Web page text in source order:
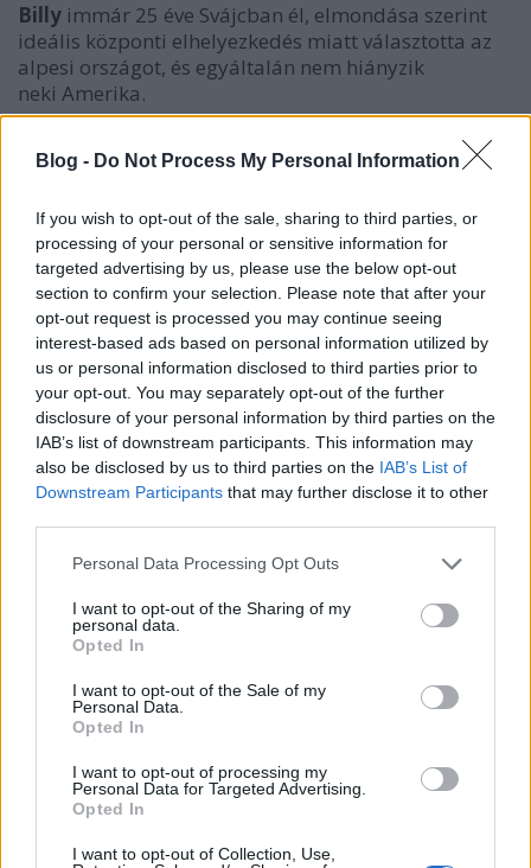
Blog - Do Not Process My Personal Information
If you wish to opt-out of the sale, sharing to third parties, or
processing of your personal or sensitive information for
targeted advertising by us, please use the below opt-out
section to confirm your selection. Please note that after your
opt-out request is processed you may continue seeing
interest-based ads based on personal information utilized by
us or personal information disclosed to third parties prior to
your opt-out. You may separately opt-out of the further
disclosure of your personal information by third parties on the
IAB’s list of downstream participants. This information may
also be disclosed by us to third parties on the IAB’s List of
Downstream Participants that may further disclose it to other
Please note that this website/app uses one or more Google
not limited to your visit or usage behaviour. You may click to
grant or deny consent to Google and its third-party tags to
use your data for below specified purposes in below Google
consent section.
Personal Data Processing Opt Outs
I want to opt-out of the Sharing of my
personal data.
Opted In
I want to opt-out of the Sale of my
Personal Data.
Opted In
I want to opt-out of processing my
Personal Data for Targeted Advertising.
Opted In
I want to opt-out of Collection, Use,
Billy immár 25 éve Svájcban él, elmondása szerint
ideális központi elhelyezkedés miatt választotta az
alpesi országot, és egyáltalán nem hiányzik
neki Amerika.
„Feltettem magamnak a kérdést, mi lenne, ha eltöltenék
hat hónapot Európában, hogy kiszellőztessem a fejem
mint 20 éve vagyok itt, mert úgy éreztem, maradnom
kell. Itt találtam rá a beteljesülésre, s még rengeteg a
felfedezni való terület.”- Billy Cobham
Cobham2000 októberében a Pertőfi Csarnokban
adott emlékezetes koncertet svéd-amerikai
bandájával, aNorth By Northwesttel.Előtte a
Belga sörözőben elfogyasztotta kedvenc ételét, a
sztrapacskát, valamint a napi szokásos squash-olási
szenvedélyének is hódolt és kis híján legyőzött egy
magyar edzőt. :) 2005 júliusában a
Millenáris Fogadóban pedig
nyűgözte le a nagyérdeműt:Frank Gambale(gitár),
Tom Coster(billentyűk),Ric
Íme egy látványos szóló, illetve az egyik kedvenc